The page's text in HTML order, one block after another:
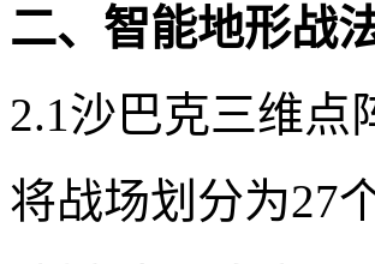
二、智能地形战
2.1沙巴克三维点
将战场划分为27